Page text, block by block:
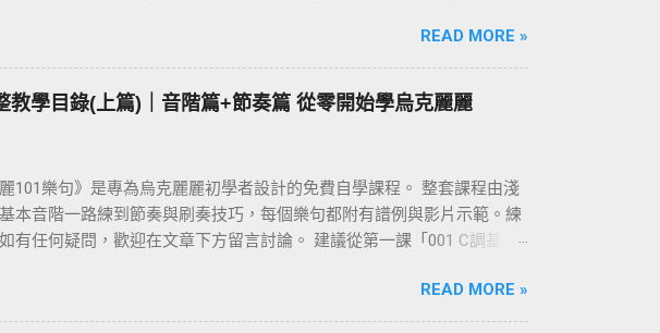
READ MORE »
教學目錄(上篇)｜音階篇+節奏篇 從零開始學烏克麗麗
101樂句》是專為烏克麗麗初學者設計的免費自學課程。 整套課程由淺
本音階一路練到節奏與刷奏技巧，每個樂句都附有譜例與影片示範。練
有任何疑問，歡迎在文章下方留言討論。 建議從第一課「001 C調基本
READ MORE »